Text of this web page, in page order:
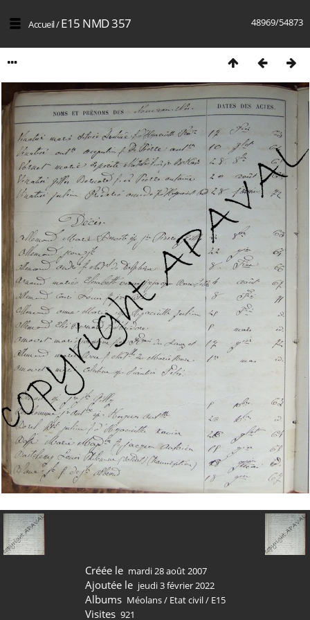
48969/54873
Accueil/E15 NMD 357
Créée le mardi 28 août 2007
Ajoutée le jeudi 3 février 2022
Albums Méolans/ Etat civil/ E15
Visites 921